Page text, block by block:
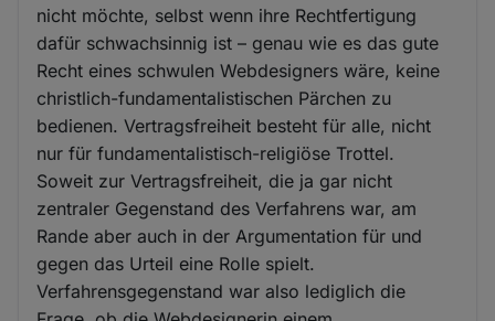
nicht möchte, selbst wenn ihre Rechtfertigung
dafür schwachsinnig ist – genau wie es das gute
Recht eines schwulen Webdesigners wäre, keine
christlich-fundamentalistischen Pärchen zu
bedienen. Vertragsfreiheit besteht für alle, nicht
nur für fundamentalistisch-religiöse Trottel.
Soweit zur Vertragsfreiheit, die ja gar nicht
zentraler Gegenstand des Verfahrens war, am
Rande aber auch in der Argumentation für und
gegen das Urteil eine Rolle spielt.
Verfahrensgegenstand war also lediglich die